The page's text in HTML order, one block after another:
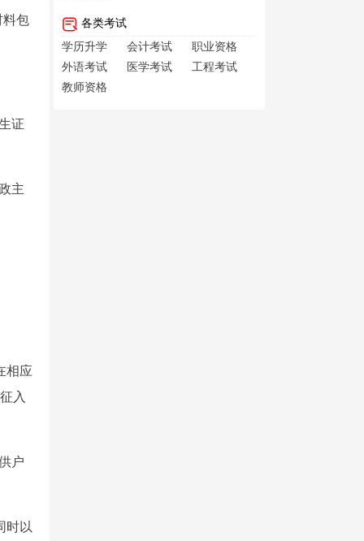
料包
证
主
相应
入
户
时以
各类考试
学历升学
会计考试
职业资格
外语考试
医学考试
工程考试
教师资格